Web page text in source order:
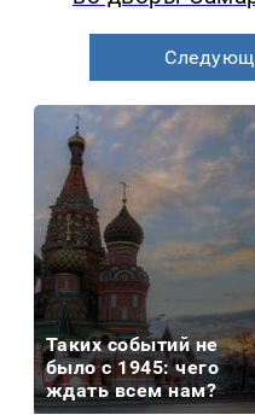
Таких событий не
было с 1945: чего
ждать всем нам?